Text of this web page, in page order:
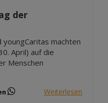
der
youngCaritas machten
April) auf die
Menschen
Weiterlesen